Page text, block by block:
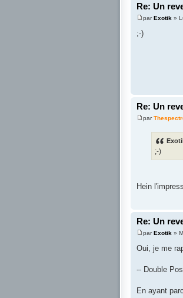
Re: Un
parExotik »
;-)
Re: Un
par
;-)
Hein
Re: Un
parExotik »
Oui, je me
-- Double
En ayant